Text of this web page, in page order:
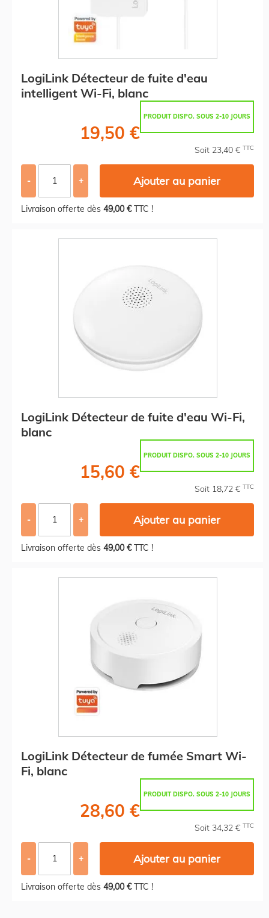
LogiLink Détecteur de fuite d'eau
intelligent Wi-Fi, blanc
PRODUIT DISPO. SOUS 2-10 JOURS
19,50 €
Soit 23,40 € TTC
- + Ajouter au panier
Livraison offerte dès 49,00 €TTC !
LogiLink Détecteur de fuite d'eau Wi-Fi,
blanc
PRODUIT DISPO. SOUS 2-10 JOURS
15,60 €
Soit 18,72 € TTC
- + Ajouter au panier
Livraison offerte dès 49,00 €TTC !
LogiLink Détecteur de fumée Smart Wi-
Fi, blanc
PRODUIT DISPO. SOUS 2-10 JOURS
28,60 €
Soit 34,32 € TTC
- + Ajouter au panier
Livraison offerte dès 49,00 €TTC !